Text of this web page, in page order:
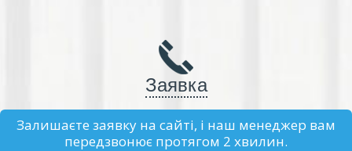
Заявка
Залишаєте заявку на сайті, і наш менеджер вам
передзвонює протягом 2 хвилин.